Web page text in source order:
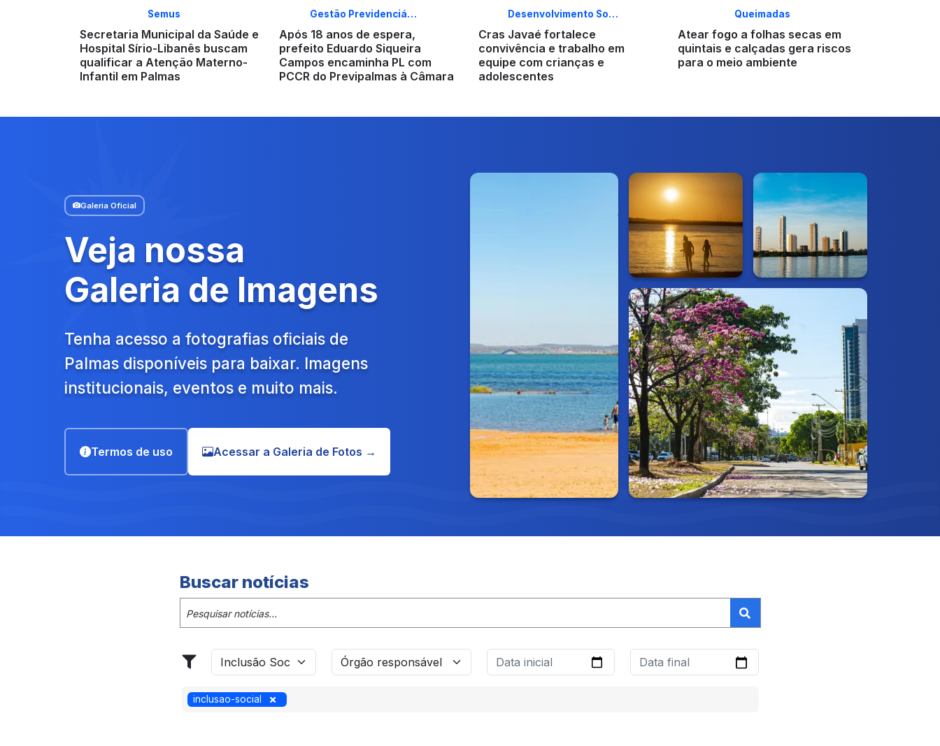
Semus
Secretaria Municipal da Saúde e
Hospital Sírio-Libanês buscam
qualificar a Atenção Materno-
Infantil em Palmas
Gestão Previdenciá…
Após 18 anos de espera,
prefeito Eduardo Siqueira
Campos encaminha PL com
PCCR do Previpalmas à Câmara
Desenvolvimento So…
Cras Javaé fortalece
convivência e trabalho em
equipe com crianças e
adolescentes
Queimadas
Atear fogo a folhas secas em
quintais e calçadas gera riscos
para o meio ambiente
Galeria Oficial
Veja nossa
Galeria de Imagens
Tenha acesso a fotografias oficiais de
Palmas disponíveis para baixar. Imagens
institucionais, eventos e muito mais.
Termos de uso Acessar a Galeria de Fotos →
Buscar notícias
inclusao-social